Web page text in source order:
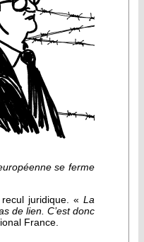
se ferme
juridique. « La
de lien. C’est donc
France.